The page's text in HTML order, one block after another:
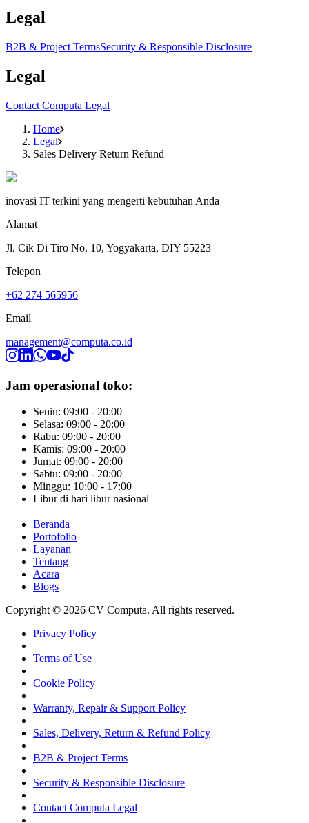
Legal
B2B & Project TermsSecurity & Responsible Disclosure
Legal
Contact Computa Legal
Home
Legal
Sales Delivery Return Refund
inovasi IT terkini yang mengerti kebutuhan Anda
Alamat
Jl. Cik Di Tiro No. 10, Yogyakarta, DIY 55223
Telepon
+62 274 565956
Email
management@computa.co.id
Jam operasional toko:
Senin: 09:00 - 20:00
Selasa: 09:00 - 20:00
Rabu: 09:00 - 20:00
Kamis: 09:00 - 20:00
Jumat: 09:00 - 20:00
Sabtu: 09:00 - 20:00
Minggu: 10:00 - 17:00
Libur di hari libur nasional
Beranda
Portofolio
Layanan
Tentang
Acara
Blogs
Copyright © 2026 CV Computa. All rights reserved.
Privacy Policy
|
Terms of Use
|
Cookie Policy
|
Warranty, Repair & Support Policy
|
Sales, Delivery, Return & Refund Policy
|
B2B & Project Terms
|
Security & Responsible Disclosure
|
Contact Computa Legal
|